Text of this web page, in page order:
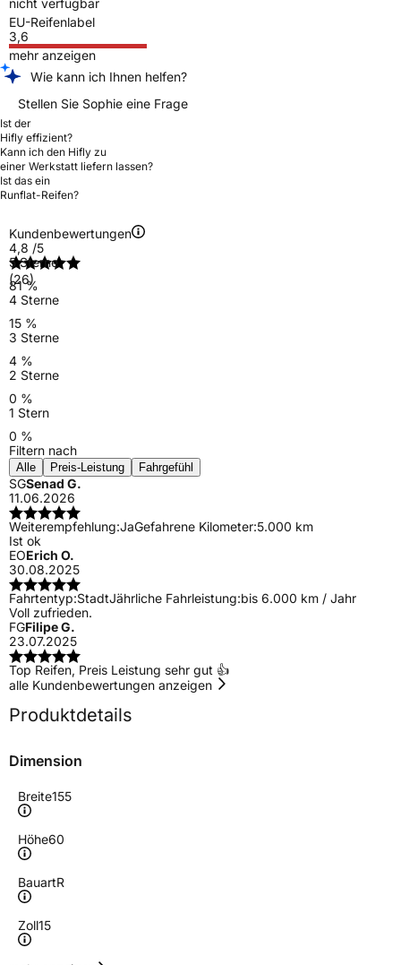
EU-Reifenlabel
3,6
mehr anzeigen
Wie kann ich Ihnen helfen?
Stellen Sie Sophie eine Frage
Ist der
Hifly effizient?
Kann ich den Hifly zu
einer Werkstatt liefern lassen?
Ist das ein
Runflat-Reifen?
Kundenbewertungen
4,8 /5
(26)
5 Sterne
81 %
4 Sterne
15 %
3 Sterne
4 %
2 Sterne
0 %
1 Stern
0 %
Filtern nach
Alle Preis-Leistung Fahrgefühl
SGSenad G.
11.06.2026
Weiterempfehlung:JaGefahrene Kilometer:5.000 km
Ist ok
EOErich O.
30.08.2025
Fahrtentyp:StadtJährliche Fahrleistung:bis 6.000 km / Jahr
Voll zufrieden.
FGFilipe G.
23.07.2025
Top Reifen, Preis Leistung sehr gut 👍
alle Kundenbewertungen anzeigen
Produktdetails
Dimension
Breite155
Höhe60
BauartR
Zoll15